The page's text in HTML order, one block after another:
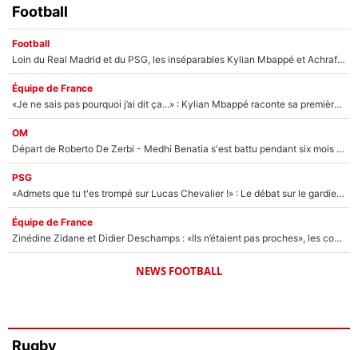
Football
Football
Loin du Real Madrid et du PSG, les inséparables Kylian Mbappé et Achraf Hakimi changent d'équipe le temps d'une journée !
Équipe de France
«Je ne sais pas pourquoi j’ai dit ça...» : Kylian Mbappé raconte sa première rencontre avec Zinédine Zidane (et c’est très drôle)
OM
Départ de Roberto De Zerbi - Medhi Benatia s'est battu pendant six mois pour le retenir à l'OM, le PSG a été le naufrage de trop : «Je pars avec toi»
PSG
«Admets que tu t'es trompé sur Lucas Chevalier !» : Le débat sur le gardien du PSG vire au clash à l'After Foot
Équipe de France
Zinédine Zidane et Didier Deschamps : «Ils n’étaient pas proches», les confidences d’un membre de l’équipe de France 1998 sur leur relation spéciale
NEWS FOOTBALL
Rugby